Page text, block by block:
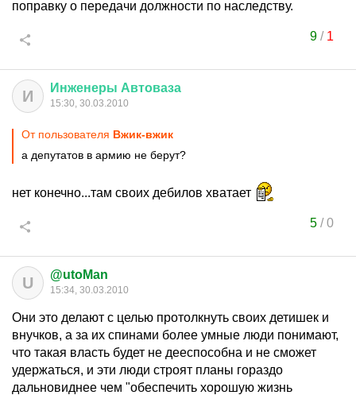
поправку о передачи должности по наследству.
9/ 1
И Инженеры Автоваза
15:30, 30.03.2010
От пользователя Вжик-вжик
а депутатов в армию не берут?
нет конечно...там своих дебилов хватает
5/0
U @utoMan
15:34, 30.03.2010
Они это делают с целью протолкнуть своих детишек и
внучков, а за их спинами более умные люди понимают,
что такая власть будет не дееспособна и не сможет
удержаться, и эти люди строят планы гораздо
дальновиднее чем "обеспечить хорошую жизнь